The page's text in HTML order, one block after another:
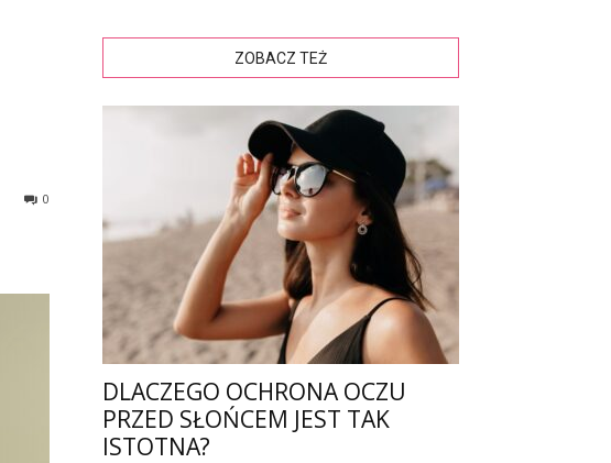
0
ZOBACZ TEŻ
DLACZEGO OCHRONA OCZU
PRZED SŁOŃCEM JEST TAK
ISTOTNA?